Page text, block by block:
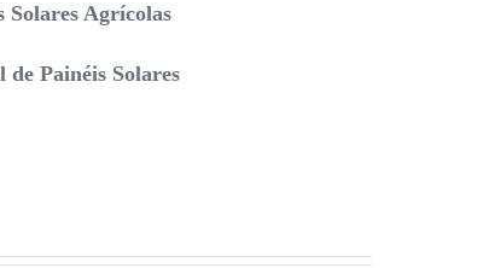
Solares Agrícolas
Painéis Solares